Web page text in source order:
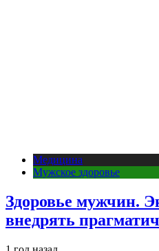
Медицина
Мужское здоровье
Здоровье мужчин.
внедрять